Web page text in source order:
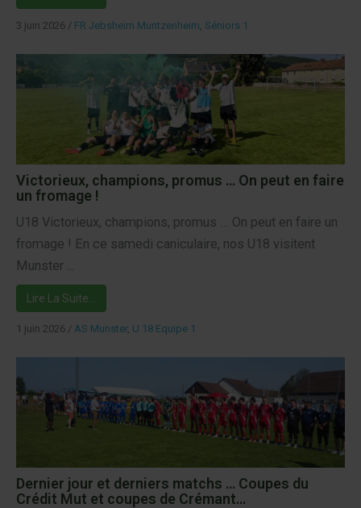
3 juin 2026 / FR Jebsheim Muntzenheim Séniors 1
Victorieux, champions, promus … On peut en faire
un fromage !
U18 Victorieux, champions, promus … On peut en faire un
fromage ! En ce samedi caniculaire, nos U18 visitent
Munster ...
Lire La Suite…
1 juin 2026 / AS Munster, U 18 Equipe 1
Dernier jour et derniers matchs … Coupes du
Crédit Mut et coupes de Crémant…